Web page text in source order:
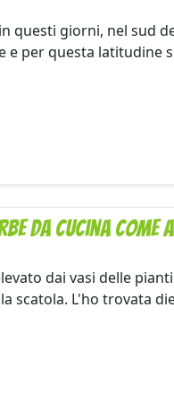
questi giorni, nel sud
e per questa latitudine
da cucina come
dai vasi delle
scatola. L'ho trovata